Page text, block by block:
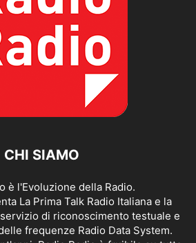
CHI SIAMO
è l'Evoluzione della Radio.
La Prima Talk Radio Italiana e la
di riconoscimento testuale e
frequenze Radio Data System.